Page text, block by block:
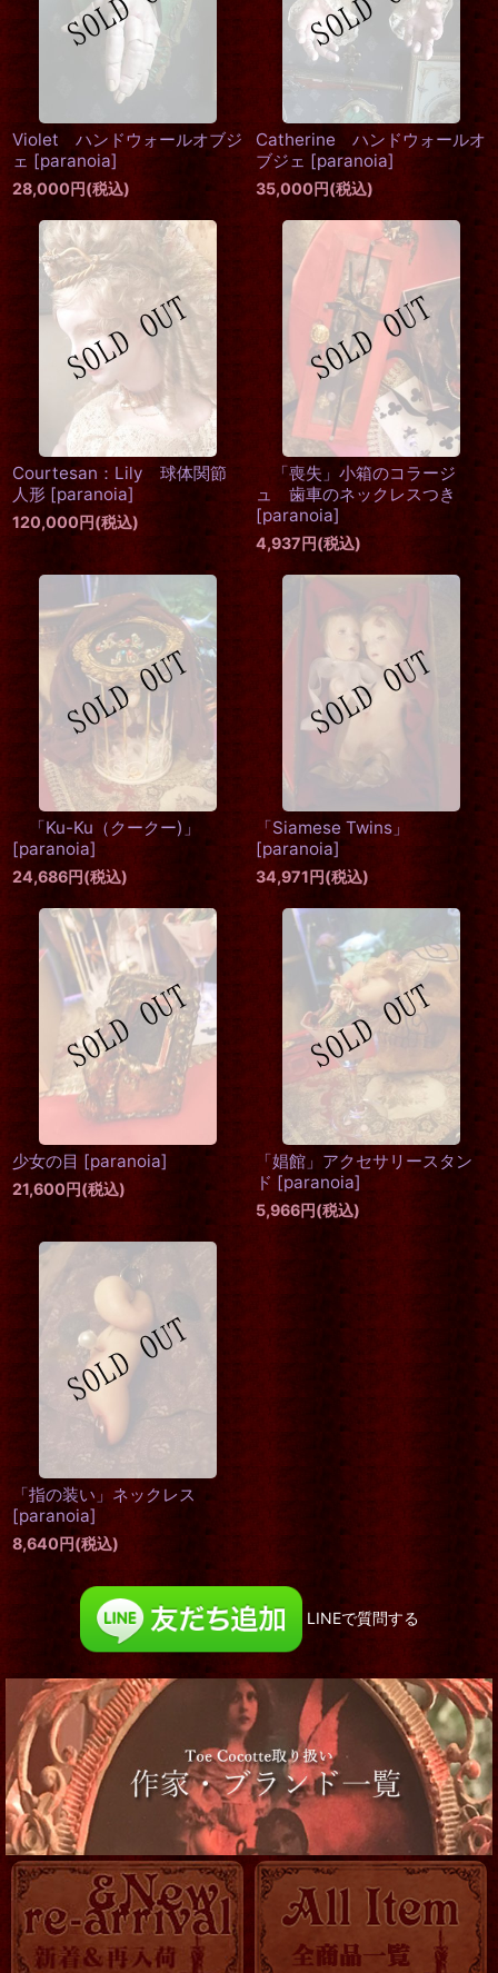
Violet ハンドウォールオブジ
ェ [paranoia]
28,000円(税込)
Catherine ハンドウォールオ
ブジェ [paranoia]
35,000円(税込)
Courtesan：Lily 球体関節
人形 [paranoia]
120,000円(税込)
「喪失」小箱のコラージ
ュ 歯車のネックレスつき
[paranoia]
4,937円(税込)
「Ku-Ku（クークー)」
[paranoia]
24,686円(税込)
「Siamese Twins」
[paranoia]
34,971円(税込)
少女の目 [paranoia]
21,600円(税込)
「娼館」アクセサリースタン
ド [paranoia]
5,966円(税込)
「指の装い」ネックレス
[paranoia]
8,640円(税込)
LINEで質問する